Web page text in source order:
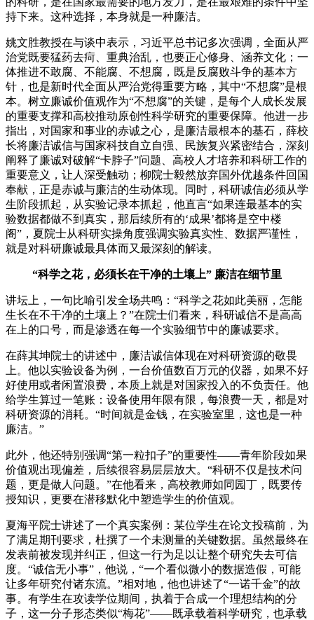
持下来。这种选择，本身就是一种廉洁。
姚文胜教授在与谈中表示，习近平总书记多次强调，全面从严
治党既要猛药去疴、重典治乱，也要正心修身、涵养文化；一
体推进不敢腐、不能腐、不想腐，既是反腐败斗争的基本方
针，也是新时代全面从严治党得重要方略，其中“不想腐”是根
本。树立廉诚价值观作为“不想腐”的关键，是每个人成长发展
的重要支撑和高校推动原创性科学研究的重要保障。他进一步
指出，对国家和事业的赤诚之心，是廉洁最根本的基石，薛校
长将廉洁诚信与国家科技自立自强、民族复兴紧密结合，深刻
阐释了廉诚对破解“卡脖子”问题、高校人才培养和科研工作的
重要意义，让人深受触动；柳院士毅然放弃国外优越条件回国
奉献，正是赤诚与廉洁的生动体现。同时，科研诚信必须从学
生阶段抓起，从实验记录本抓起，他直言“如果连最基本的实
验数据都做不到真实，那后续所有的‘成果’都将是空中楼
阁”，夏院士从科研实操角度强调实验真实性、数据严谨性，
就是对科研廉诚最具体而又最深刻的解读。
“科学之花，必须长在干净的土壤上” 廉洁在细节里
讲坛上，一句比喻引发全场共鸣：“科学之花如此美丽，怎能
生长在不干净的土壤上？”在院士们看来，科研诚信不是高高
在上的口号，而是渗透在每一个实验细节中的廉诚要求。
在薛其坤院士的讲述中，廉洁诚信体现在对科研资源的敬畏
上。他以实验设备为例，一台价值数百万元的仪器，如果不好
好使用或者闲置浪费，本质上就是对国家投入的不负责任。他
给学生算过一笔账：设备使用年限有限，每浪费一天，都是对
科研资源的消耗。“时间就是金钱，在实验室里，这也是一种
廉洁。”
此外，他还特别强调“第一粒扣子”的重要性——青年阶段如果
价值观出现偏差，后续很容易层层放大。“科研不仅是技术问
题，更是做人问题。”在他看来，高校教师如同园丁，既要传
授知识，更要在潜移默化中塑造学生的价值观。
夏海平院士讲述了一个真实案例：某位学生在论文投稿前，为
了满足期刊要求，杜撰了一个未测量的关键数据。虽然最终在
发表前被发现并纠正，但这一行为足以让整个研究失去可信
度。“诚信无小事”，他说，“一个看似微小的数据造假，可能
让多年研究付诸东流。”相对地，他也讲述了“一诺千金”的故
事。有学生在攻读学位期间，执着于合成一个理想结构的分
子，这一分子形态类似“梅花”——既承载着科学研究，也承载